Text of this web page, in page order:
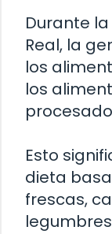
Durante
Real, la
los
los
Esto
dieta
frescas,